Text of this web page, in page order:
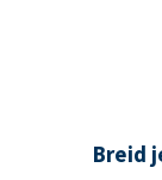
Breid